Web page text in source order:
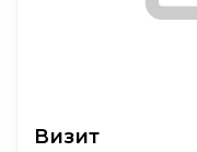
Визит